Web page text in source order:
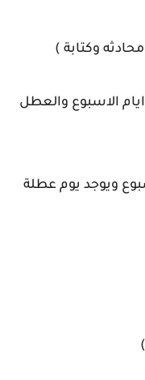
ايام الاسبوع والعطل